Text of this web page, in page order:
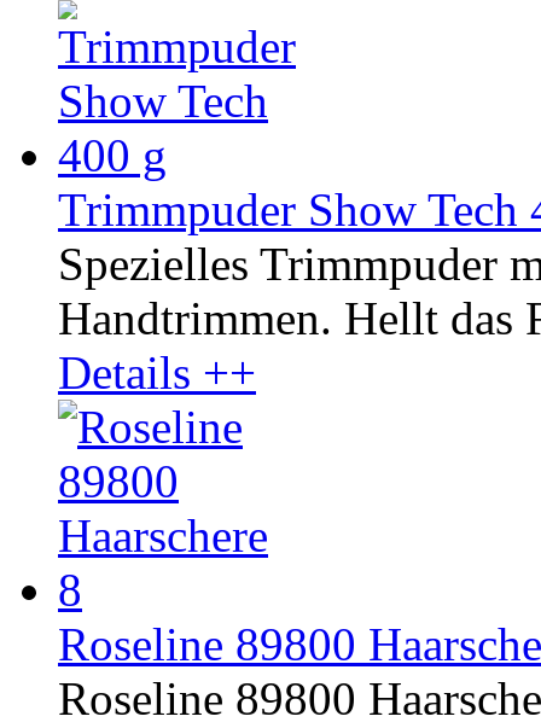
Trimmpuder Show Tech
Spezielles Trimmpuder
Handtrimmen. Hellt das
Details ++
Roseline 89800
Roseline 89800